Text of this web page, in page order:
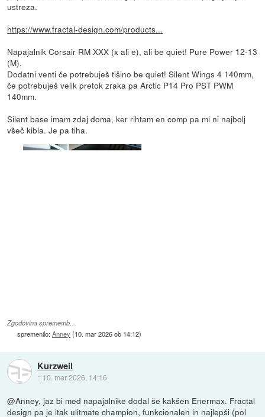
ustreza.
https://www.fractal-design.com/products...
Napajalnik Corsair RM XXX (x ali e), ali be quiet! Pure Power 12-13
(M).
Dodatni venti če potrebuješ tišino be quiet! Silent Wings 4 140mm,
če potrebuješ velik pretok zraka pa Arctic P14 Pro PST PWM
140mm.
Silent base imam zdaj doma, ker rihtam en comp pa mi ni najbolj
všeč kibla. Je pa tiha.
Zgodovina sprememb…
spremenilo:Anney (10. mar 2026 ob 14:12)
Kurzweil
:: 10. mar 2026, 14:16
@Anney, jaz bi med napajalnike dodal še kakšen Enermax. Fractal
design pa je itak ulitmate champion, funkcionalen in najlepši (pol